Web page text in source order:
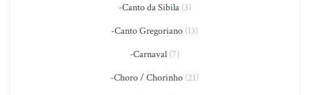
-Canto da Sibila(3)
-Canto Gregoriano (13)
-Carnaval (7)
-Choro / Chorinho (21)